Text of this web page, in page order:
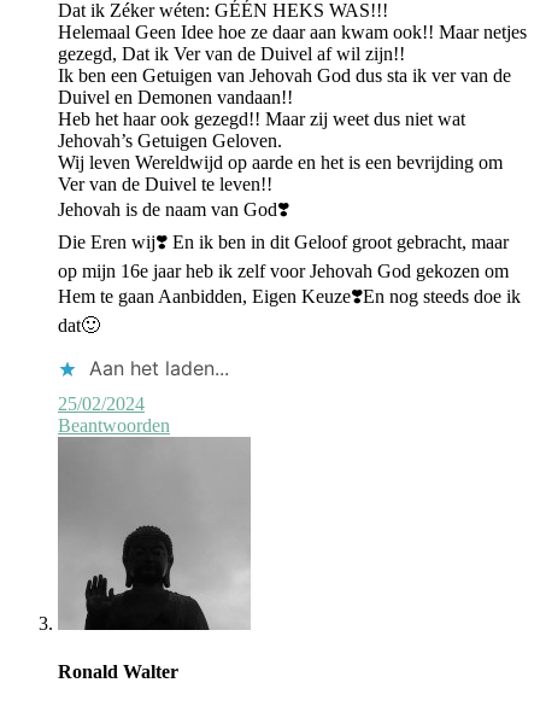
Dat ik Zéker wéten: GÉÉN HEKS WAS!!!
Helemaal Geen Idee hoe ze daar aan kwam ook!! Maar netjes
gezegd, Dat ik Ver van de Duivel af wil zijn!!
Ik ben een Getuigen van Jehovah God dus sta ik ver van de
Duivel en Demonen vandaan!!
Heb het haar ook gezegd!! Maar zij weet dus niet wat
Jehovah’s Getuigen Geloven.
Wij leven Wereldwijd op aarde en het is een bevrijding om
Ver van de Duivel te leven!!
Jehovah is de naam van God❣️
Die Eren wij❣️ En ik ben in dit Geloof groot gebracht, maar
op mijn 16e jaar heb ik zelf voor Jehovah God gekozen om
Hem te gaan Aanbidden, Eigen Keuze❣️En nog steeds doe ik
dat🙂
Aan het laden...
25/02/2024
Beantwoorden
Ronald Walter